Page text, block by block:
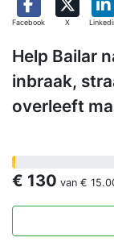
Facebook X
Help Bailar
inbraak,
overleeft
€ 130 van €